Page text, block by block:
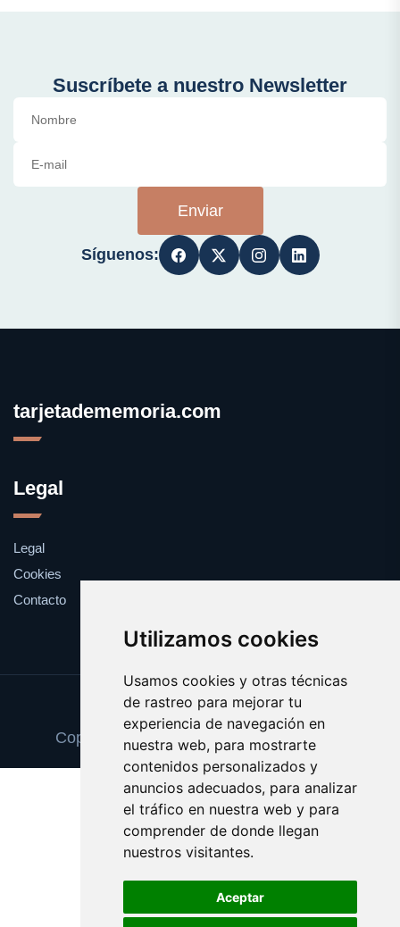
Utilizamos cookies
Usamos cookies y otras técnicas
de rastreo para mejorar tu
experiencia de navegación en
nuestra web, para mostrarte
contenidos personalizados y
anuncios adecuados, para analizar
el tráfico en nuestra web y para
comprender de donde llegan
nuestros visitantes.
Aceptar
Suscríbete a nuestro Newsletter
Enviar
Síguenos:
tarjetadememoria.com
Legal
Legal
Cookies
Contacto
Update cookies preferences
Copyright © 2025 tarjetadememoria.com